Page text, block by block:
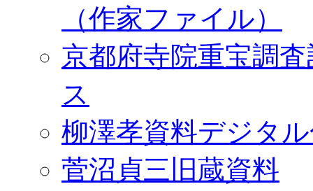
（作家ファイル）
京都府寺院重宝調
ス
柳澤孝資料デジタ
菅沼貞三旧蔵資料